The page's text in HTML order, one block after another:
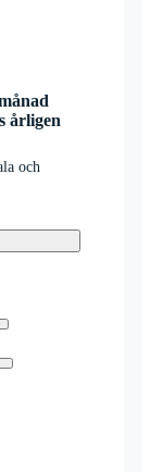
årligen
och